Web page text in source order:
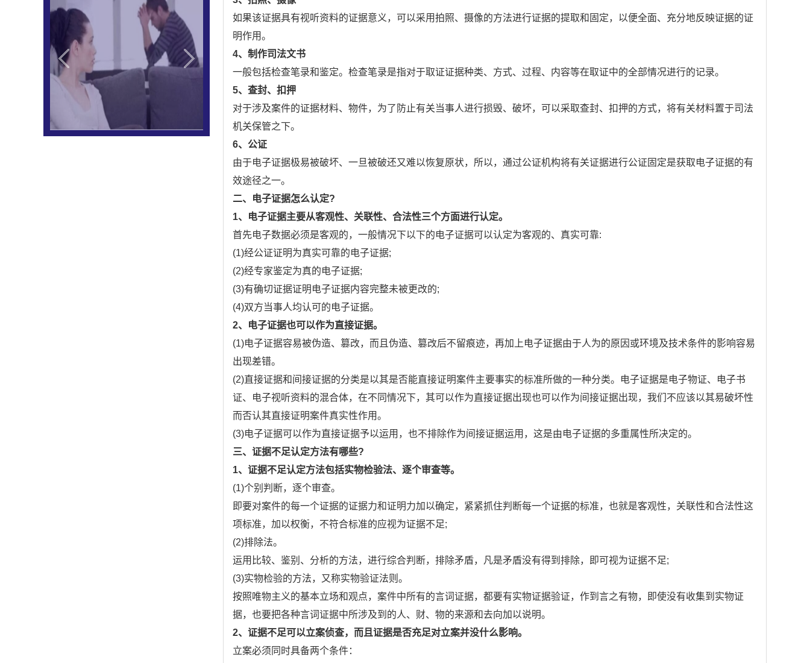
如果该证据具有视听资料的证据意义，可以采用拍照、摄像的方法进行证据的提取和固定，以便全面、充分地反映证据的证
明作用。
4、制作司法文书
一般包括检查笔录和鉴定。检查笔录是指对于取证证据种类、方式、过程、内容等在取证中的全部情况进行的记录。
5、查封、扣押
对于涉及案件的证据材料、物件，为了防止有关当事人进行损毁、破坏，可以采取查封、扣押的方式，将有关材料置于司法
机关保管之下。
6、公证
由于电子证据极易被破坏、一旦被破还又难以恢复原状，所以，通过公证机构将有关证据进行公证固定是获取电子证据的有
效途径之一。
二、电子证据怎么认定?
1、电子证据主要从客观性、关联性、合法性三个方面进行认定。
首先电子数据必须是客观的，一般情况下以下的电子证据可以认定为客观的、真实可靠:
(1)经公证证明为真实可靠的电子证据;
(2)经专家鉴定为真的电子证据;
(3)有确切证据证明电子证据内容完整未被更改的;
(4)双方当事人均认可的电子证据。
2、电子证据也可以作为直接证据。
(1)电子证据容易被伪造、篡改，而且伪造、篡改后不留痕迹，再加上电子证据由于人为的原因或环境及技术条件的影响容易
出现差错。
(2)直接证据和间接证据的分类是以其是否能直接证明案件主要事实的标准所做的一种分类。电子证据是电子物证、电子书
证、电子视听资料的混合体，在不同情况下，其可以作为直接证据出现也可以作为间接证据出现，我们不应该以其易破坏性
而否认其直接证明案件真实性作用。
(3)电子证据可以作为直接证据予以运用，也不排除作为间接证据运用，这是由电子证据的多重属性所决定的。
三、证据不足认定方法有哪些?
1、证据不足认定方法包括实物检验法、逐个审查等。
(1)个别判断，逐个审查。
即要对案件的每一个证据的证据力和证明力加以确定，紧紧抓住判断每一个证据的标准，也就是客观性，关联性和合法性这
项标准，加以权衡，不符合标准的应视为证据不足;
(2)排除法。
运用比较、鉴别、分析的方法，进行综合判断，排除矛盾，凡是矛盾没有得到排除，即可视为证据不足;
(3)实物检验的方法，又称实物验证法则。
按照唯物主义的基本立场和观点，案件中所有的言词证据，都要有实物证据验证，作到言之有物，即使没有收集到实物证
据，也要把各种言词证据中所涉及到的人、财、物的来源和去向加以说明。
2、证据不足可以立案侦查，而且证据是否充足对立案并没什么影响。
立案必须同时具备两个条件：